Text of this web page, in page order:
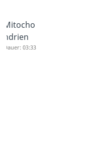
Mitocho
ndrien
Dauer: 03:33